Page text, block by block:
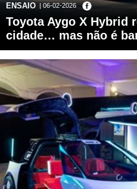
ENSAIO | 06-02-2026
Toyota Aygo X Hybrid
cidade… mas não é